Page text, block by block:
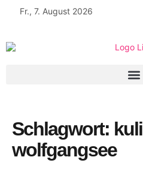
Fr., 7. August 2026
Schlagwort:
wolfgangsee